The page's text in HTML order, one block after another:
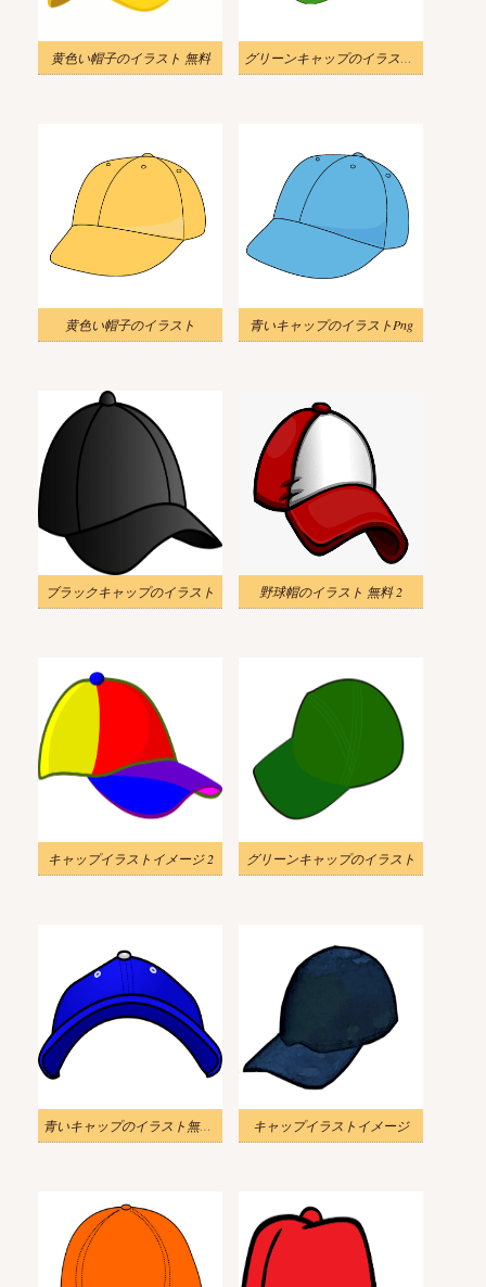
黄色い帽子のイラスト 無料 グリーンキャップのイラスト無料
黄色い帽子のイラスト 青いキャップのイラストPng
ブラックキャップのイラスト 野球帽のイラスト 無料 2
キャップイラストイメージ 2 グリーンキャップのイラスト
青いキャップのイラスト無料 2 キャップイラストイメージ